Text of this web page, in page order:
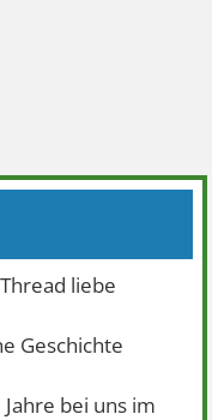
liebe
Geschichte
bei uns im